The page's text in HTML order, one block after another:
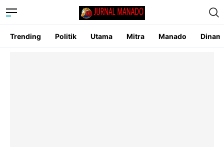
Trending Politik Utama Mitra Manado